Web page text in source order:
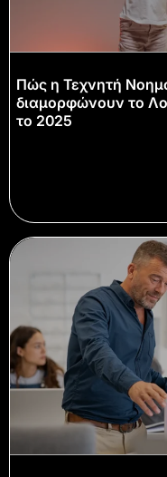
Πώς η Τεχνητή
διαμορφώνουν το
το 2025